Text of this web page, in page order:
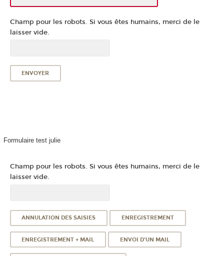
Champ pour les robots. Si vous êtes humains, merci de le
laisser vide.
Formulaire test julie
Champ pour les robots. Si vous êtes humains, merci de le
laisser vide.